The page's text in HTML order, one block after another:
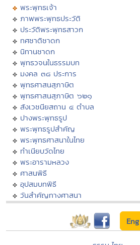
พระพุทธเจ้า
ภาพพระพุทธประวัติ
ประวัติพระพุทธสาวก
ทศชาติชาดก
นิทานชาดก
พุทธวจนในธรรมบท
มงคล ๓๘ ประการ
พุทธศาสนสุภาษิต
พุทธศาสนสุภาษิต ๖๒๑
สังเวชนียสถาน ๔ ตำบล
ปางพระพุทธรูป
พระพุทธรูปสำคัญ
พระพุทธศาสนาในไทย
ทำเนียบวัดไทย
พระอารามหลวง
ศาสนพิธี
อุปสมบทพิธี
วันสำคัญทางศาสนา
Eng